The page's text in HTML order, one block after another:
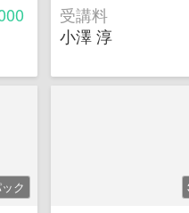
受講料
小澤 淳
ク